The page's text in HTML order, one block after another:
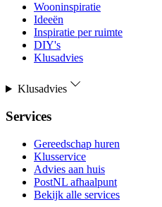
Wooninspiratie
Ideeën
Inspiratie per ruimte
DIY's
Klusadvies
Klusadvies
Services
Gereedschap huren
Klusservice
Advies aan huis
PostNL afhaalpunt
Bekijk alle services